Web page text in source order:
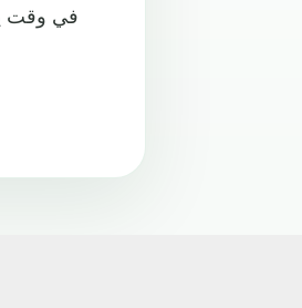
في وقت